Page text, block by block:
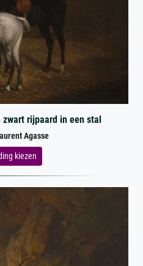
zwart rijpaard in een stal
Agasse
kiezen